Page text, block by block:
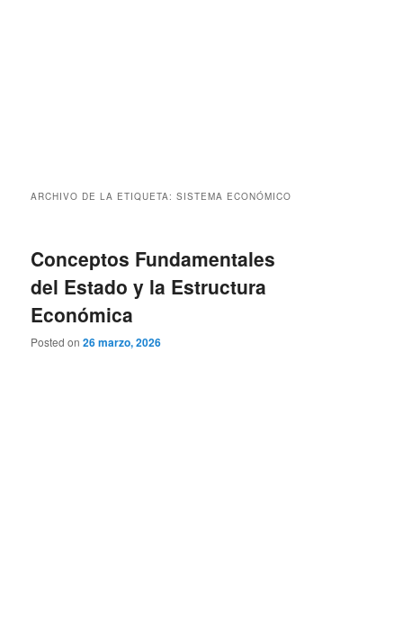
ARCHIVO DE LA ETIQUETA:SISTEMA ECONÓMICO
Conceptos Fundamentales
del Estado y la Estructura
Económica
Posted on26 marzo, 2026